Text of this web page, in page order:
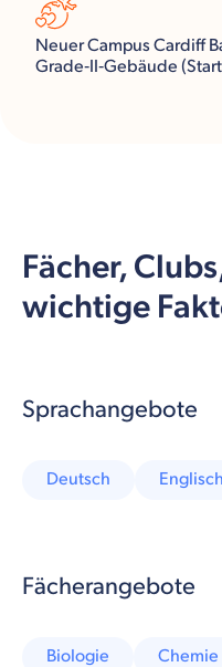
Neuer Campus Cardiff
Grade‑II‑Gebäude
Fächer,
wichtige
Sprachangebote
Deutsch Englisch
Fächerangebote
Biologie Chemie